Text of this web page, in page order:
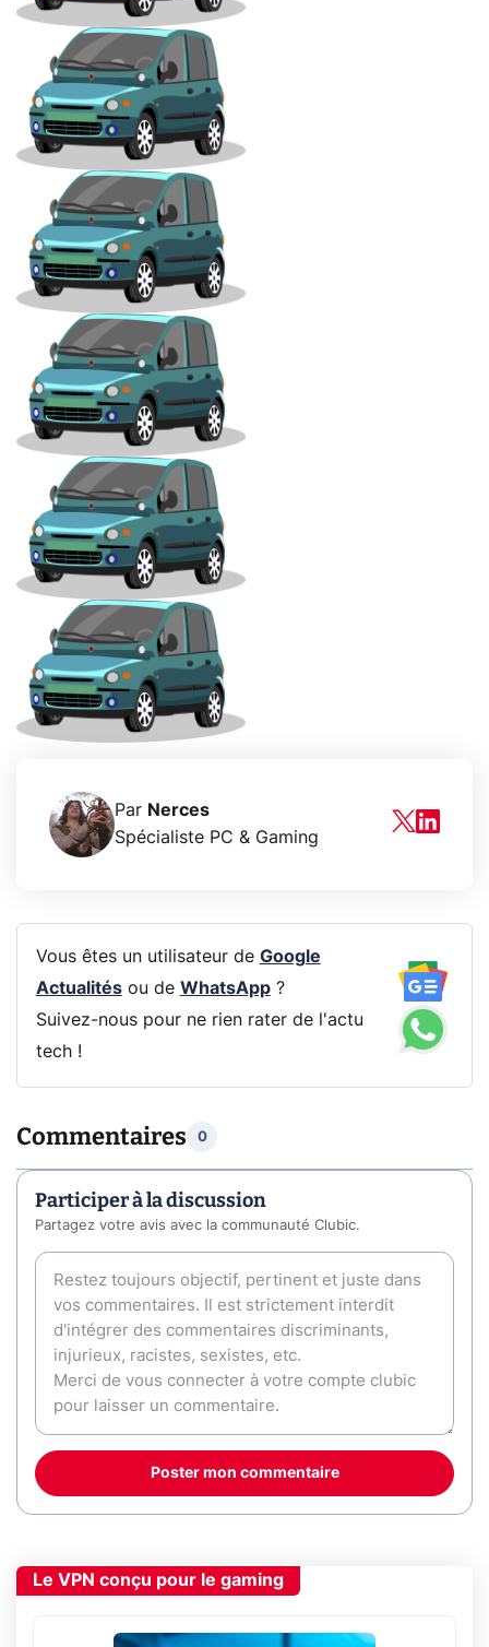
Par Nerces
Spécialiste PC & Gaming
Vous êtes un utilisateur de Google
Actualitésou de WhatsApp?
Suivez-nous pour ne rien rater de l'actu
tech !
Commentaires 0
Participer à la discussion
Partagez votre avis avec la communauté Clubic.
Poster mon commentaire
Le VPN conçu pour le gaming